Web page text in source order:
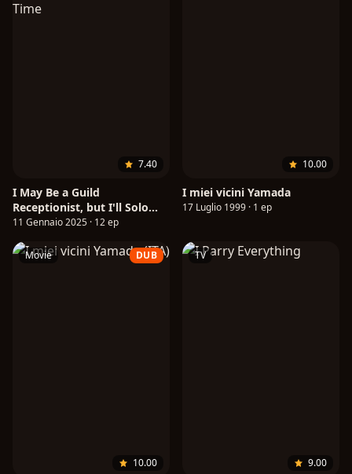
7.40
I May Be a Guild
Receptionist, but I'll Solo
Any Boss to Clock Out on
11 Gennaio 2025 · 12 ep
10.00
I miei vicini Yamada
17 Luglio 1999 · 1 ep
Movie DUB
10.00
TV
9.00